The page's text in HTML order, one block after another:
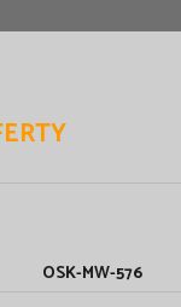
OSK-MW-576